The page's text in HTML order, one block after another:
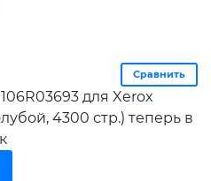
Сравнить
для Xerox
4300 стр.) теперь в